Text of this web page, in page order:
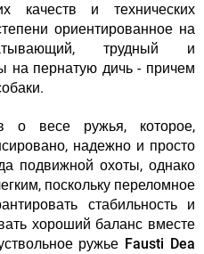
качеств и технических
ориентированное на
трудный и
на пернатую дичь - причем
о весе ружья, которое,
надежно и просто
подвижной охоты, однако
поскольку переломное
стабильность и
хороший баланс вместе
ружье Fausti Dea